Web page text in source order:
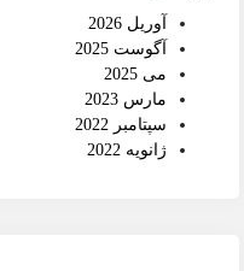
آوریل 2026
آگوست 2025
می 2025
مارس 2023
سپتامبر 2022
ژانویه 2022